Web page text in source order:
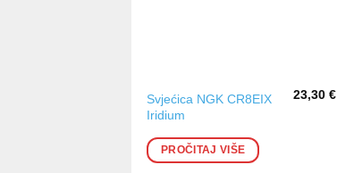
Svjećica NGK CR8EIX
Iridium
23,30€
PROČITAJ VIŠE